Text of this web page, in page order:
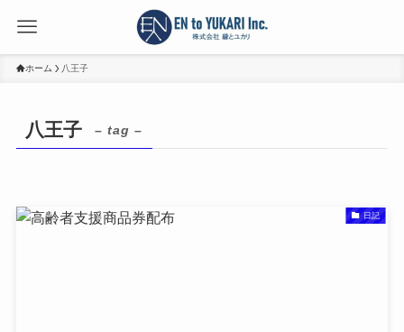
ホーム 八王子
八王子 – tag –
日記